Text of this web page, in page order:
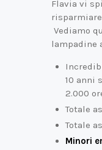
Flavia vi
Vediamo
lampadine
10 anni
2.000
Totale
Totale
Minori